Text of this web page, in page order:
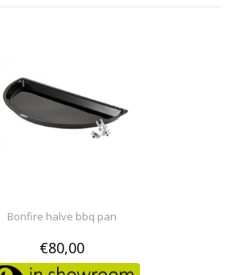
Bonfire halve bbq pan
€80,00